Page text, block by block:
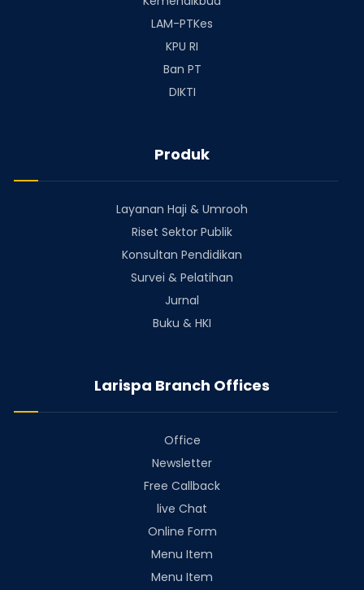
LAM-PTKes
KPU RI
Ban PT
DIKTI
Produk
Layanan Haji & Umrooh
Riset Sektor Publik
Konsultan Pendidikan
Survei & Pelatihan
Jurnal
Buku & HKI
Larispa Branch Offices
Office
Newsletter
Free Callback
live Chat
Online Form
Menu Item
Menu Item